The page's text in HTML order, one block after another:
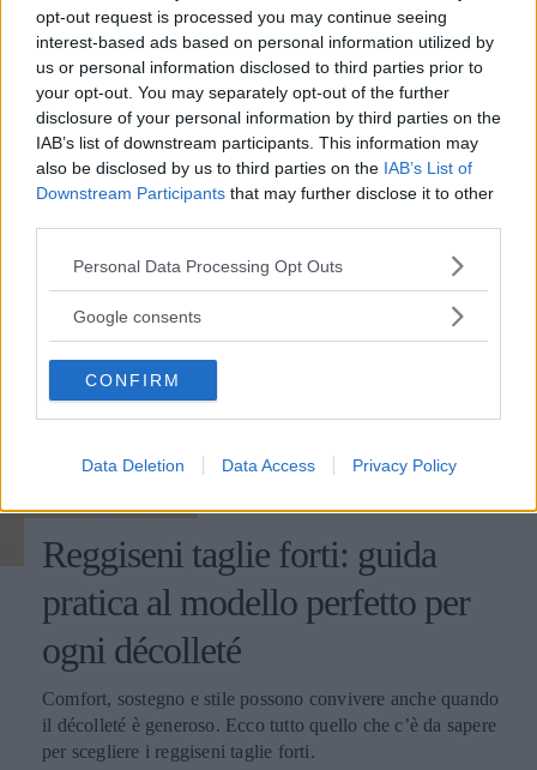
opt-out request is processed you may continue seeing
interest-based ads based on personal information utilized by
us or personal information disclosed to third parties prior to
your opt-out. You may separately opt-out of the further
disclosure of your personal information by third parties on the
IAB’s list of downstream participants. This information may
also be disclosed by us to third parties on the IAB’s List of
Downstream Participants that may further disclose it to other
Please note that this website/app uses one or more Google
not limited to your visit or usage behaviour. You may click to
use your data for below specified purposes in below Google
consent section.
Personal Data Processing Opt Outs
Google consents
CONFIRM
Data Deletion Data Access Privacy Policy
MODA
Reggiseni taglie forti: guida
pratica al modello perfetto per
ogni décolleté
Comfort, sostegno e stile possono convivere anche quando
il décolleté è generoso. Ecco tutto quello che c’è da sapere
per scegliere i reggiseni taglie forti.